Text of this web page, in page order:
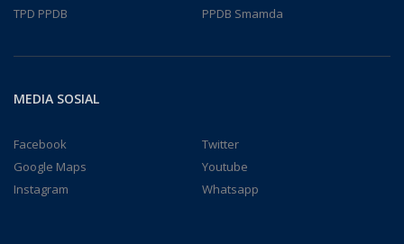
TPD PPDB
PPDB Smamda
MEDIA SOSIAL
Facebook
Twitter
Google Maps
Youtube
Instagram
Whatsapp